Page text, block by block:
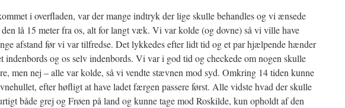
i overfladen, var der mange indtryk der lige skulle behandles og vi ænsede
lå 15 meter fra os, alt for langt væk. Vi var kolde (og dovne) så vi ville have
afstand før vi var tilfredse. Det lykkedes efter lidt tid og et par hjælpende hænder
indenbords og os selv indenbords. Vi var i god tid og checkede om nogen skulle
men nej – alle var kolde, så vi vendte stævnen mod syd. Omkring 14 tiden kunne
efter høfligt at have ladet færgen passere først. Alle vidste hvad der skulle
både grej og Frøen på land og kunne tage mod Roskilde, kun opholdt af den